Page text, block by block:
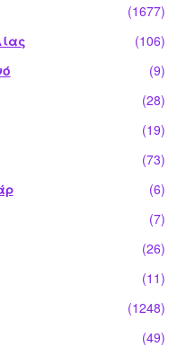
(1677)
(106)
(9)
(28)
(19)
(73)
(6)
(7)
(26)
(11)
(1248)
(49)